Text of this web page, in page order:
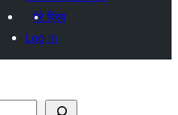
मेरे प्रिय
Log in